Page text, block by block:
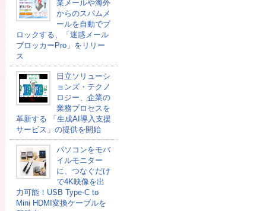
業メールや海外
からのスパムメ
ールを自動でブ
ロックする、「迷惑メール
ブロッカーPro」をリリー
ス
日立ソリューシ
ョンズ・テクノ
ロジー、企業の
業務プロセスを
革新する 「生成AI導入支援
サービス」の提供を開始
パソコンをモバ
イルモニター
に、つなぐだけ
で4K映像を出
力可能！USB Type-C to
Mini HDMI変換ケーブルを